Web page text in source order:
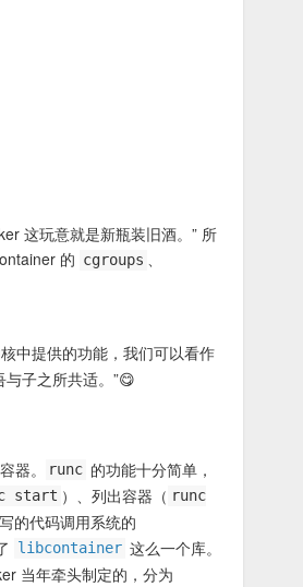
这玩意就是新瓶装旧酒。” 所
的 cgroups 、
中提供的功能，我们可以看作
子之所共适。”😋
器。 runc 的功能十分简单，
start ）、列出容器（ runc
的代码调用系统的
libcontainer 这么一个库。
当年牵头制定的，分为